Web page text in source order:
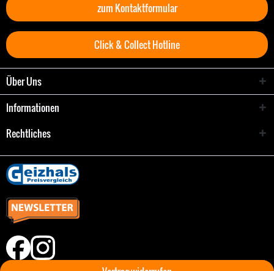
zum Kontaktformular
Click & Collect Hotline
Über Uns
Informationen
Rechtliches